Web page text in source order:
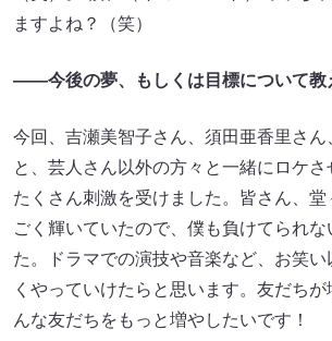
ますよね？（笑）
――今後の夢、もしくは目標について教
今回、吉瀬美智子さん、須田亜香里さん
と、芸人さん以外の方々と一緒にロケさ
たくさん刺激を受けました。皆さん、
ごく輝いていたので、僕も負けてられな
た。ドラマでの演技や音楽など、お笑
くやっていけたらと思います。友だち
んな友だちをもっと増やしたいです！